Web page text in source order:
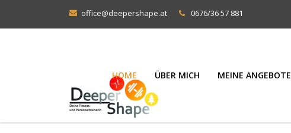
office@deepershape.at 0676/36 57 881
HOME ÜBER MICH MEINE ANGEBOTE